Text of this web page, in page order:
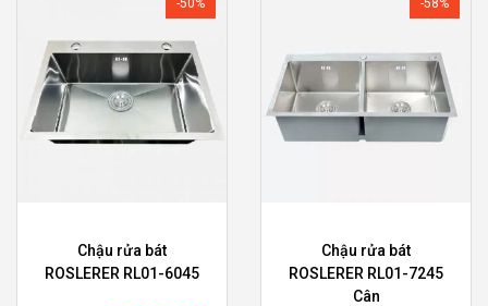
Chậu rửa bát
ROSLERER RL01-6045
Chậu rửa bát
ROSLERER RL01-7245
Cân